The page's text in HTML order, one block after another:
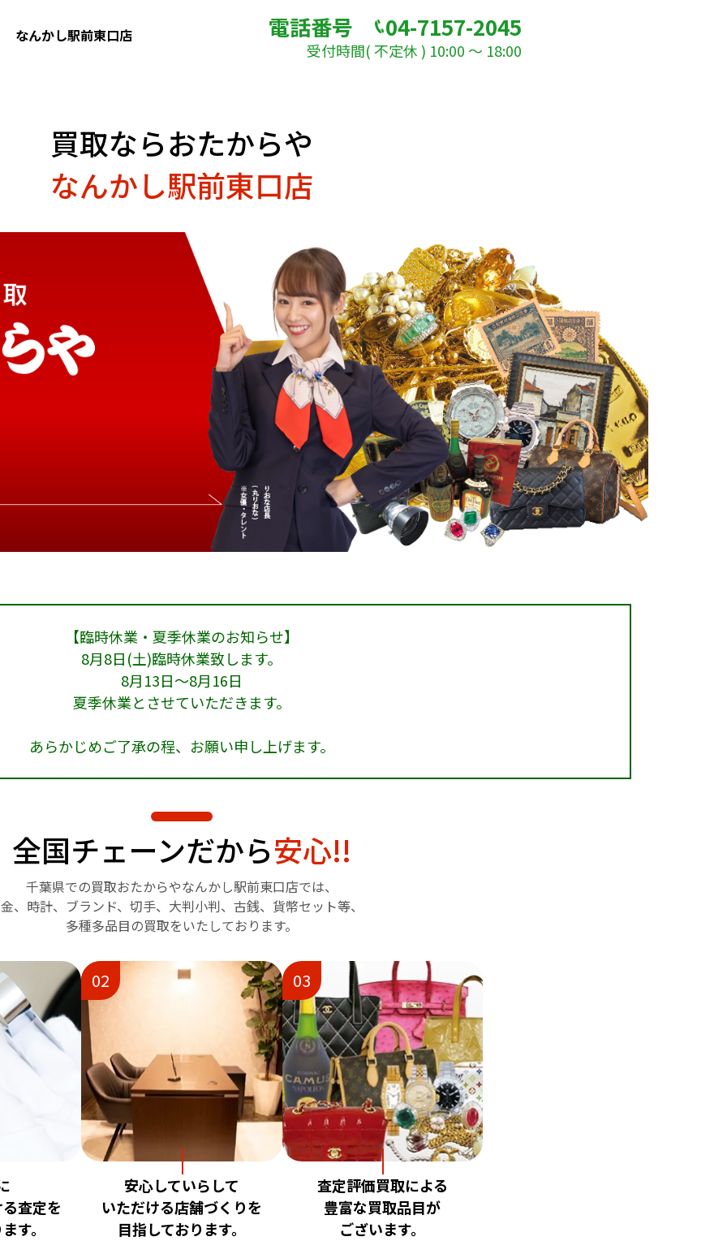
なんかし駅前東口店 電話番号 04-7157-2045
受付時間( 不定休 ) 10:00 ～ 18:00
買取ならおたからや
なんかし駅前東口店
【臨時休業・夏季休業のお知らせ】
8月8日(土)臨時休業致します。
8月13日～8月16日
夏季休業とさせていただきます。
あらかじめご了承の程、 お願い申し上げます。
全国チェーンだから安心!!
千葉県での買取おたからやなんかし駅前東口店では、
金、時計、ブランド、切手、 大判小判、古銭、貨幣セット等、
多種多品目の買取をいたしております。
査定を
す。
02
安心していらして
いただける店舗づくりを
目指しております。
03
査定評価買取による
豊富な買取品目が
ございます。